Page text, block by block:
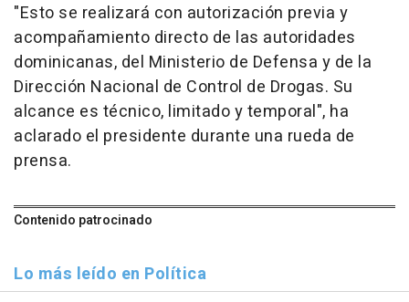
"Esto se realizará con autorización previa y
acompañamiento directo de las autoridades
dominicanas, del Ministerio de Defensa y de la
Dirección Nacional de Control de Drogas. Su
alcance es técnico, limitado y temporal", ha
aclarado el presidente durante una rueda de
prensa.
Contenido patrocinado
Lo más leído en Política